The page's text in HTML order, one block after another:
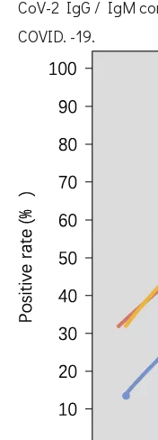
CoV-2 IgG / IgM
COVID. -19.